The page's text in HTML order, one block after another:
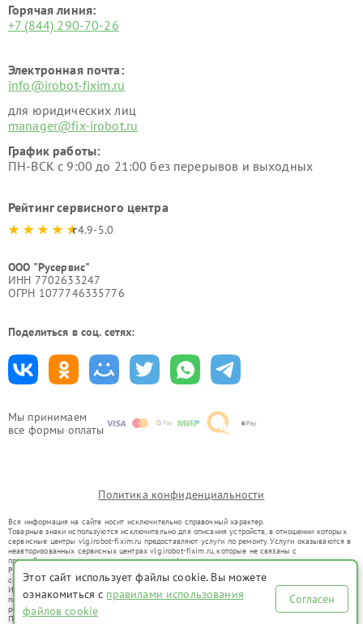
Мы принимаем
все формы оплаты
Горячая линия:
+7 (844) 290-70-26
Электронная почта:
info@irobot-fixim.ru
для юридических лиц
manager@fix-irobot.ru
График работы:
ПН-ВСК с 9:00 до 21:00 без перерывов и выходных
Рейтинг сервисного центра
4.9-5.0
ООО "Русервис"
ИНН 7702633247
ОГРН 1077746335776
Поделиться в соц. сетях:
Политика конфиденциальности
Вся информация на сайте носит исключительно справочный характер.
Товарные знаки используются исключительно для описания устройств, в отношении которых
сервисные центры vlg.irobot-fixim.ru предоставляют услуги по ремонту. Услуги оказываются в
неавторизованных сервисных центрах vlg.irobot-fixim.ru, которые не связаны с
правообладателями товарных знаков или их официальными представителями.
Ремонт осуществляется для устройств, уже введенных в гражданский оборот в соответствии
со статьей 1487 ГК РФ.
Использование товарных знаков не преследует цели индивидуализации услуг или введения
потребителей в заблуждение, а служит для информирования о предоставляемых услугах по
ремонту техники указанных брендов.
Представленная на сайте информация не является публичной офертой, определяемой
Этот сайт использует файлы cookie. Вы можете
ознакомиться с правилами использования
файлов cookie
Согласен